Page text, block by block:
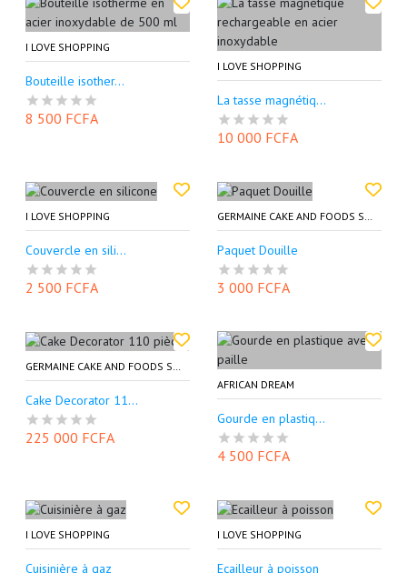
I LOVE SHOPPING
Bouteille isother...
8 500 FCFA
I LOVE SHOPPING
La tasse magnétiq...
10 000 FCFA
I LOVE SHOPPING
Couvercle en sili...
2 500 FCFA
GERMAINE CAKE AND FOODS SHOP (GECAFOODS)
Paquet Douille
3 000 FCFA
GERMAINE CAKE AND FOODS SHOP (GECAFOODS)
Cake Decorator 11...
225 000 FCFA
AFRICAN DREAM
Gourde en plastiq...
4 500 FCFA
I LOVE SHOPPING
Cuisinière à gaz
I LOVE SHOPPING
Ecailleur à poisson